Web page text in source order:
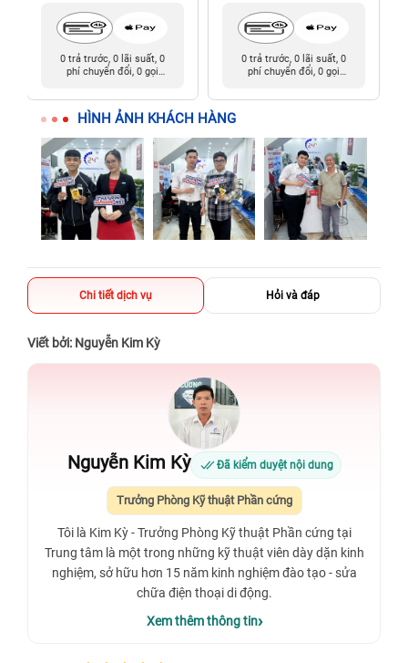
0 trả trước, 0 lãi suất, 0
phí chuyển đổi, 0 gọi
0 trả trước, 0 lãi suất, 0
phí chuyển đổi, 0 gọi
HÌNH ẢNH KHÁCH HÀNG
Chi tiết dịch vụ Hỏi và đáp
Viết bởi: Nguyễn Kim Kỳ
Nguyễn Kim Kỳ Đã kiểm duyệt nội dung
Trưởng Phòng Kỹ thuật Phần cứng
Tôi là Kim Kỳ - Trưởng Phòng Kỹ thuật Phần cứng tại
Trung tâm là một trong những kỹ thuật viên dày dặn kinh
nghiệm, sở hữu hơn 15 năm kinh nghiệm đào tạo - sửa
chữa điện thoại di động.
Xem thêm thông tin